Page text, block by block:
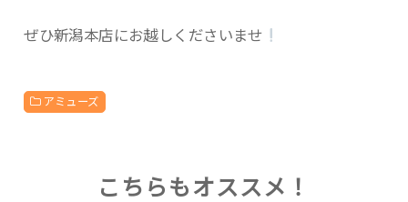
ぜひ新潟本店にお越しくださいませ
アミューズ
こちらもオススメ！